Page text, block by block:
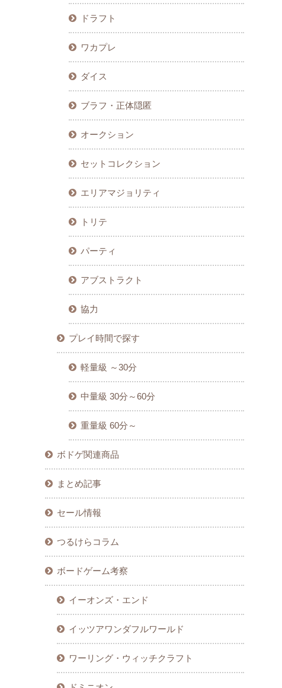
ドラフト
ワカプレ
ダイス
ブラフ・正体隠匿
オークション
セットコレクション
エリアマジョリティ
トリテ
パーティ
アブストラクト
協力
プレイ時間で探す
軽量級 ～30分
中量級 30分～60分
重量級 60分～
ボドゲ関連商品
まとめ記事
セール情報
つるけらコラム
ボードゲーム考察
イーオンズ・エンド
イッツアワンダフルワールド
ワーリング・ウィッチクラフト